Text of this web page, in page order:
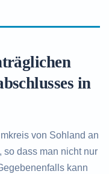
in
von Sohland an
dass man nicht nur
kann